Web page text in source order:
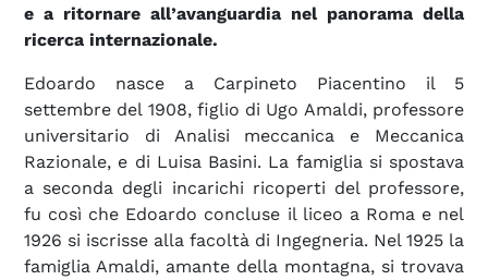
e a ritornare all’avanguardia nel panorama della
ricerca internazionale.
Edoardo nasce a Carpineto Piacentino il 5
settembre del 1908, figlio di Ugo Amaldi, professore
universitario di Analisi meccanica e Meccanica
Razionale, e di Luisa Basini. La famiglia si spostava
a seconda degli incarichi ricoperti del professore,
fu così che Edoardo concluse il liceo a Roma e nel
1926 si iscrisse alla facoltà di Ingegneria. Nel 1925 la
famiglia Amaldi, amante della montagna, si trovava